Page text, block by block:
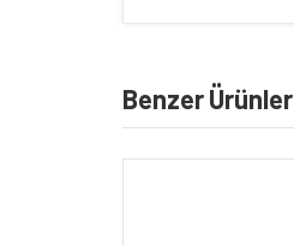
Benzer Ürünler